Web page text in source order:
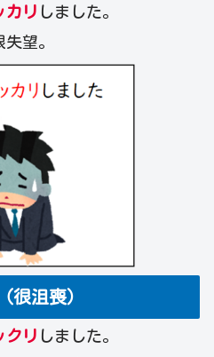
カリ しました。
望。
很沮喪）
クリ しました。